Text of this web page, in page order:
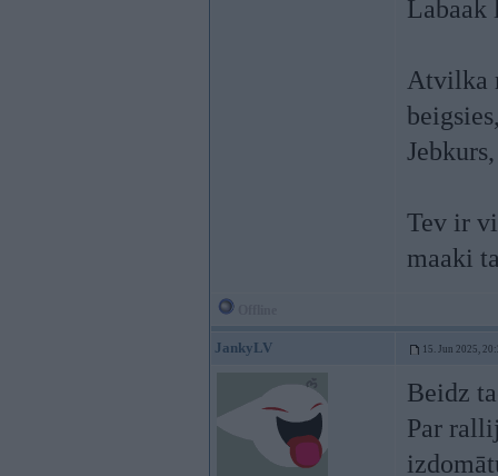
Labaak
Atvilka
Tev ir
maaki
JankyLV 15. Jun 2025,
Beidz
Par